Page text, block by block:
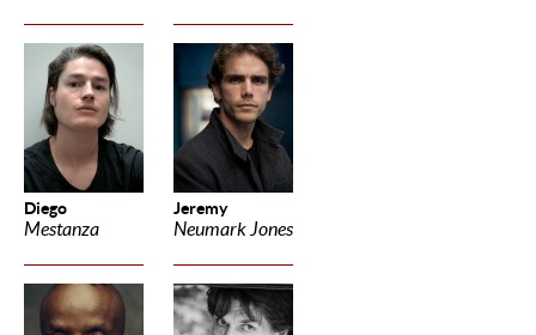
Diego
Mestanza
Jeremy
Neumark Jones